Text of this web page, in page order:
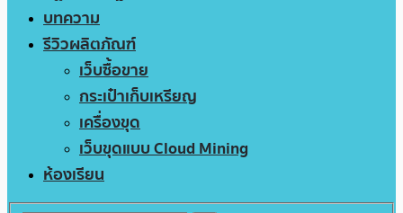
บทความ
รีวิวผลิตภัณฑ์
เว็บซื้อขาย
กระเป๋าเก็บเหรียญ
เครื่องขุด
เว็บขุดแบบ Cloud Mining
ห้องเรียน